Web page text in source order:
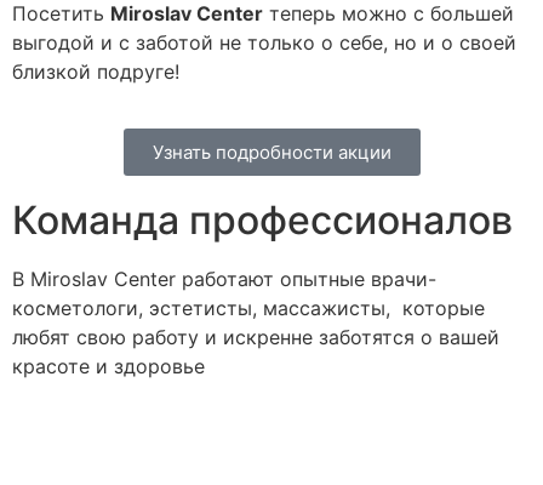
Посетить Miroslav Сenter теперь можно с большей
выгодой и с заботой не только о себе, но и о своей
близкой подруге!
Узнать подробности акции
Команда профессионалов
В Miroslav Сenter работают опытные врачи-
косметологи, эстетисты, массажисты, которые
любят свою работу и искренне заботятся о вашей
красоте и здоровье